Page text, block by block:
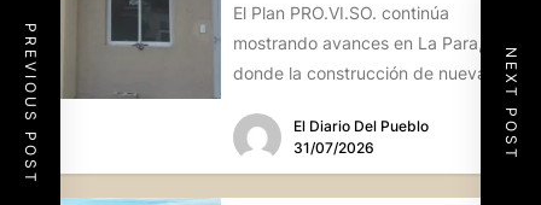
PREVIOUS POST NEXT POST
El Plan PRO.VI.SO. continúa
mostrando avances en La Para,
donde la construcción de nuevas
a...
El Diario Del Pueblo
31/07/2026